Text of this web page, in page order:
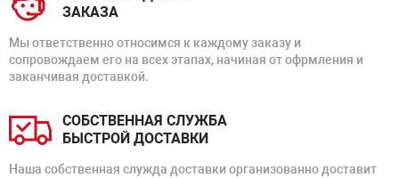
ЗАКАЗА
Мы ответственно относимся к каждому заказу и
сопровождаем его на всех этапах, начиная от офрмления и
заканчивая доставкой.
СОБСТВЕННАЯ СЛУЖБА
БЫСТРОЙ ДОСТАВКИ
Наша собственная служда доставки организованно доставит